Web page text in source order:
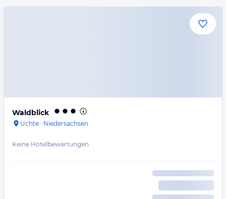
Waldblick
Uchte · Niedersachsen
Keine Hotelbewertungen